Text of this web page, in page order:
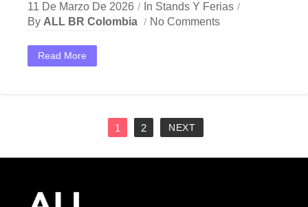
11 De Marzo De 2026 In Stands Y Ferias
By ALL BR Colombia No Comments
Read More
1 2 NEXT